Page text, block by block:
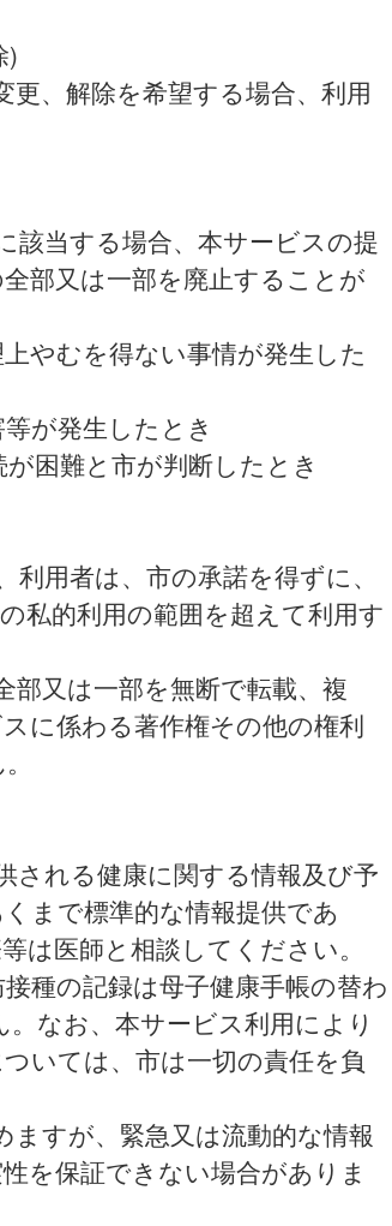
)
、解除を希望する場合、利用
当する場合、本サービスの提
部又は一部を廃止することが
やむを得ない事情が発生した
が発生したとき
困難と市が判断したとき
用者は、市の承諾を得ずに、
私的利用の範囲を超えて利用す
又は一部を無断で転載、複
に係わる著作権その他の権利
れる健康に関する情報及び予
まで標準的な情報提供であ
は医師と相談してください。
種の記録は母子健康手帳の替わ
なお、本サービス利用により
いては、市は一切の責任を負
すが、緊急又は流動的な情報
を保証できない場合がありま